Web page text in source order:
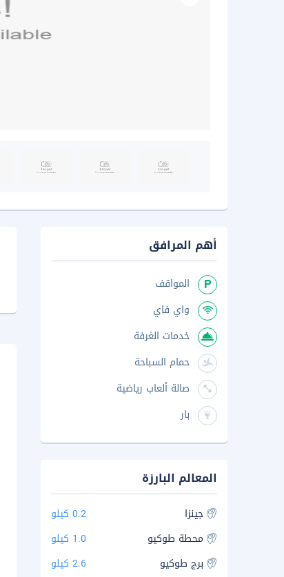
أهم المرافق
المواقف
واي فاي
خدمات الغرفة
حمام السباحة
صالة ألعاب رياضية
بار
المعالم البارزة
جينزا
0.2 كيلو
محطة طوكيو
1.0 كيلو
برج طوكيو
2.6 كيلو